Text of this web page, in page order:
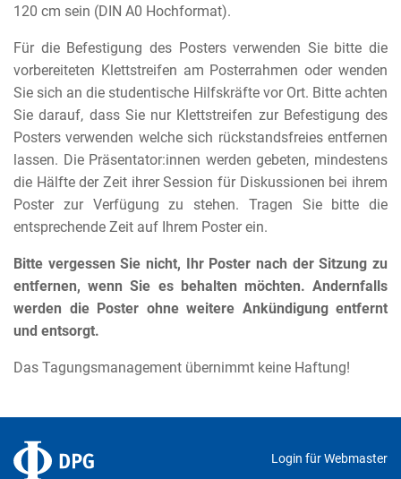
120 cm sein (DIN A0 Hochformat).
Für die Befestigung des Posters verwenden Sie bitte die
vorbereiteten Klettstreifen am Posterrahmen oder wenden
Sie sich an die studentische Hilfskräfte vor Ort. Bitte achten
Sie darauf, dass Sie nur Klettstreifen zur Befestigung des
Posters verwenden welche sich rückstandsfreies entfernen
lassen. Die Präsentator:innen werden gebeten, mindestens
die Hälfte der Zeit ihrer Session für Diskussionen bei ihrem
Poster zur Verfügung zu stehen. Tragen Sie bitte die
entsprechende Zeit auf Ihrem Poster ein.
Bitte vergessen Sie nicht, Ihr Poster nach der Sitzung zu
entfernen, wenn Sie es behalten möchten. Andernfalls
werden die Poster ohne weitere Ankündigung entfernt
und entsorgt.
Das Tagungsmanagement übernimmt keine Haftung!
Login für Webmaster